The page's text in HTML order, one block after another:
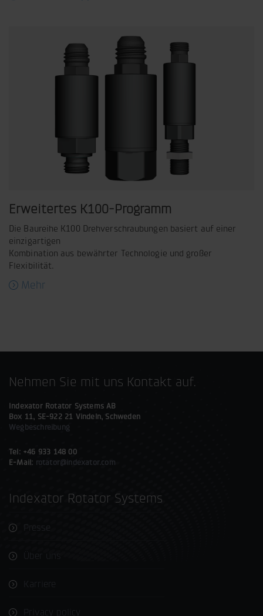
Erweitertes K100-Programm
Die Baureihe K100 Drehverschraubungen basiert auf einer
einzigartigen
Kombination aus bewährter Technologie und großer
Flexibilität.
Mehr
Nehmen Sie mit uns Kontakt auf.
Indexator Rotator Systems AB
Box 11, SE-922 21 Vindeln, Schweden
Wegbeschreibung
Tel: +46 933 148 00
E-Mail: rotator@indexator.com
Indexator Rotator Systems
Presse
Über uns
Karriere